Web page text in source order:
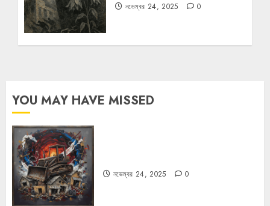
নভেম্বর 24, 2025 0
YOU MAY HAVE MISSED
নভেম্বর 24, 2025 0